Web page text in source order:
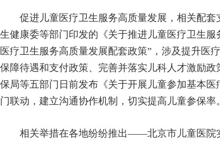
促进儿童医疗卫生服务高质量发展，相关配套
生健康委等部门印发的《关于推进儿童医疗卫生
医疗卫生服务高质量发展配套政策”，涉及提升医
保障待遇和支付政策、完善并落实儿科人才激励
保局等五部门日前发布《关于开展儿童参加基本
门联动，建立沟通协作机制，切实提高儿童参保率
相关举措在各地纷纷推出——北京市儿童医院